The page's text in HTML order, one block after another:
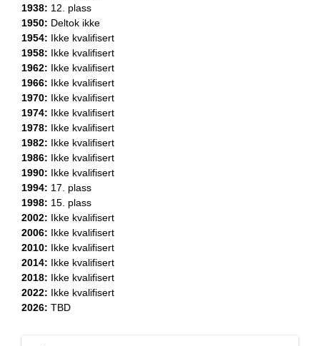
1938: 12. plass
1950: Deltok ikke
1954: Ikke kvalifisert
1958: Ikke kvalifisert
1962: Ikke kvalifisert
1966: Ikke kvalifisert
1970: Ikke kvalifisert
1974: Ikke kvalifisert
1978: Ikke kvalifisert
1982: Ikke kvalifisert
1986: Ikke kvalifisert
1990: Ikke kvalifisert
1994: 17. plass
1998: 15. plass
2002: Ikke kvalifisert
2006: Ikke kvalifisert
2010: Ikke kvalifisert
2014: Ikke kvalifisert
2018: Ikke kvalifisert
2022: Ikke kvalifisert
2026: TBD